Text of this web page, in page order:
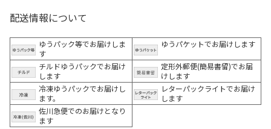
配送情報について
ゆうパック等でお届けしま
す
ゆうパケットでお届けします
チルドゆうパックでお届け
します
定形外郵便(簡易書留)でお届
けします
冷凍ゆうパックでお届けし
ます。
レターパックライトでお届け
します
佐川急便でのお届けとなり
ます